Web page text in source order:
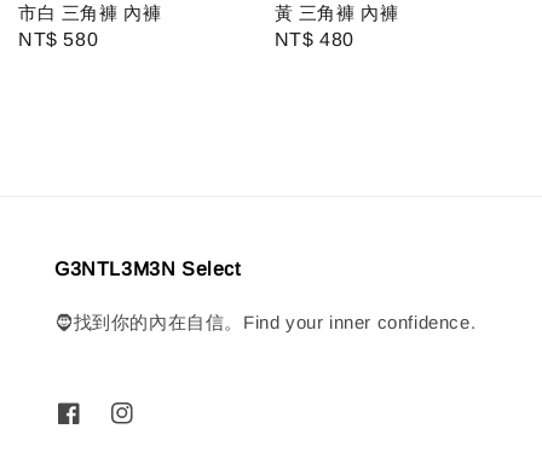
市白 三角褲 內褲
Regular
NT$ 580
黃 三角褲 內褲
Regular
NT$ 480
G3NTL3M3N Select
🧔找到你的內在自信。Find your inner confidence.